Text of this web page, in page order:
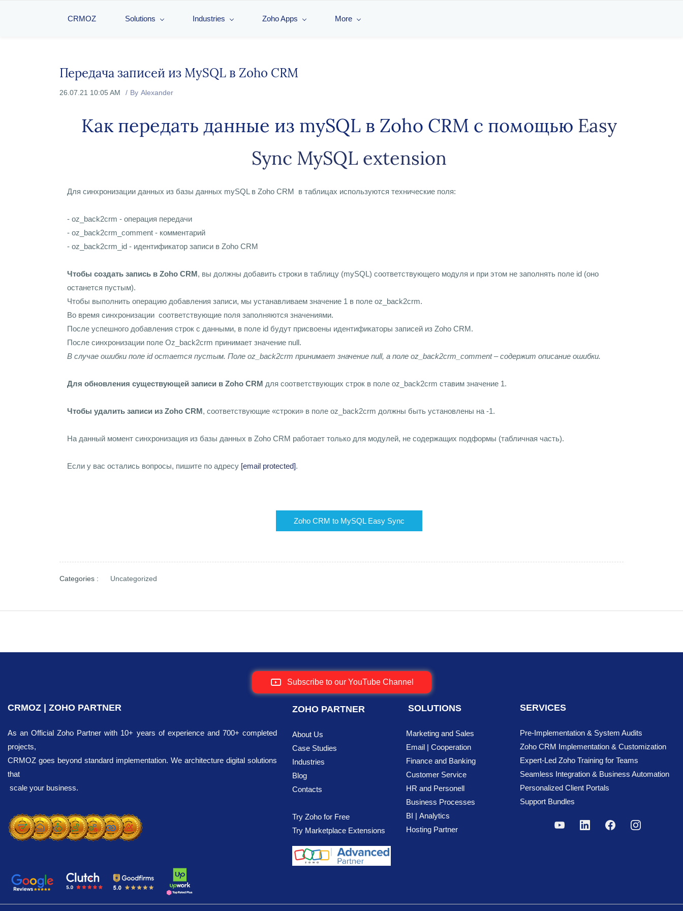
CRMOZ Solutions Industries Zoho Apps More
Передача записей из MySQL в Zoho CRM
26.07.21 10:05 AM By Alexander
Как передать данные из mySQL в Zoho CRM с помощью Easy
Sync MySQL extension
Для синхронизации данных из базы данных mySQL в Zoho CRM в таблицах используются технические поля:
- oz_back2crm - операция передачи
- oz_back2crm_comment - комментарий
- oz_back2crm_id - идентификатор записи в Zoho CRM
Чтобы создать запись в Zoho CRM, вы должны добавить строки в таблицу (mySQL) соответствующего модуля и при этом не заполнять поле id (оно
останется пустым).
Чтобы выполнить операцию добавления записи, мы устанавливаем значение 1 в поле oz_back2crm.
Во время синхронизации соответствующие поля заполняются значениями.
После успешного добавления строк с данными, в поле id будут присвоены идентификаторы записей из Zoho CRM.
После синхронизации поле Oz_back2crm принимает значение null.
В случае ошибки поле id остается пустым. Поле oz_back2crm принимает значение null, а поле oz_back2crm_comment – содержит описание ошибки.
Для обновления существующей записи в Zoho CRM для соответствующих строк в поле oz_back2crm ставим значение 1.
Чтобы удалить записи из Zoho CRM, соответствующие «строки» в поле oz_back2crm должны быть установлены на -1.
На данный момент синхронизация из базы данных в Zoho CRM работает только для модулей, не содержащих подформы (табличная часть).
Если у вас остались вопросы, пишите по адресу [email protected].
Zoho CRM to MySQL Easy Sync
Categories : Uncategorized
Subscribe to our YouTube Channel
CRMOZ | ZOHO PARTNER
As an Official Zoho Partner with 10+ years of experience and 700+ completed
projects,
CRMOZ goes beyond standard implementation. We architecture digital solutions
that
scale your business.
ZOHO PARTNER
About Us
Case Studies
Industries
Blog
Contacts
Try Zoho for Free
Try Marketplace Extensions
SOLUTIONS
Marketing and Sales
Email | Cooperation
Finance and Banking
Customer Service
HR and Personell
Business Processes
BI | Analytics
Hosting Partner
SERVICES
Pre-Implementation & System Audits
Zoho CRM Implementation & Customization
Expert-Led Zoho Training for Teams
Seamless Integration & Business Automation
Personalized Client Portals
Support Bundles